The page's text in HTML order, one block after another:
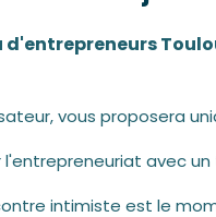
d'entrepreneurs
vous proposera
l'entrepreneuriat avec
intimiste est le